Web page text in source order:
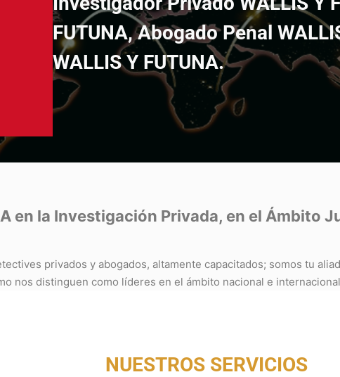
FUTUNA, Abogado Penal
WALLIS Y FUTUNA.
en la Investigación Privada, en el Ámbito
privados y abogados, altamente capacitados; somos tu
nos distinguen como líderes en el ámbito nacional e
NUESTROS SERVICIOS